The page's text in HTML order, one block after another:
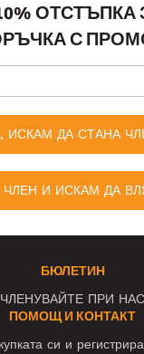
ОТСТЪПКА
С
ИСКАМ ДА СТАНА
И ИСКАМ ДА
БЮЛЕТИН
ЧЛЕНУВАЙТЕ ПРИ НАС
ПОМОЩ И КОНТАКТ
си и